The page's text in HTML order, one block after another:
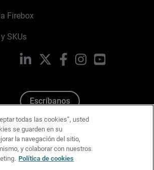
Firebox
SKUs
LinkedIn FacebookInstagramYouTube
Escríbanos
todas las cookies”, usted
se guarden en su
la navegación del sitio,
y colaborar con nuestros
Política de cookies